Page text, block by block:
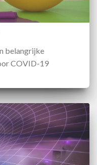
belangrijke
COVID-19